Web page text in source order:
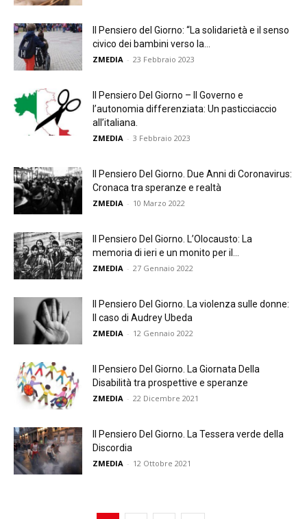
Il Pensiero del Giorno: “La solidarietà e il senso
civico dei bambini verso la...
ZMEDIA - 23 Febbraio 2023
Il Pensiero Del Giorno – Il Governo e
l’autonomia differenziata: Un pasticciaccio
all’italiana.
ZMEDIA - 3 Febbraio 2023
Il Pensiero Del Giorno. Due Anni di Coronavirus:
Cronaca tra speranze e realtà
ZMEDIA - 10 Marzo 2022
Il Pensiero Del Giorno. L’Olocausto: La
memoria di ieri e un monito per il...
ZMEDIA - 27 Gennaio 2022
Il Pensiero Del Giorno. La violenza sulle donne:
Il caso di Audrey Ubeda
ZMEDIA - 12 Gennaio 2022
Il Pensiero Del Giorno. La Giornata Della
Disabilità tra prospettive e speranze
ZMEDIA - 22 Dicembre 2021
Il Pensiero Del Giorno. La Tessera verde della
Discordia
ZMEDIA - 12 Ottobre 2021